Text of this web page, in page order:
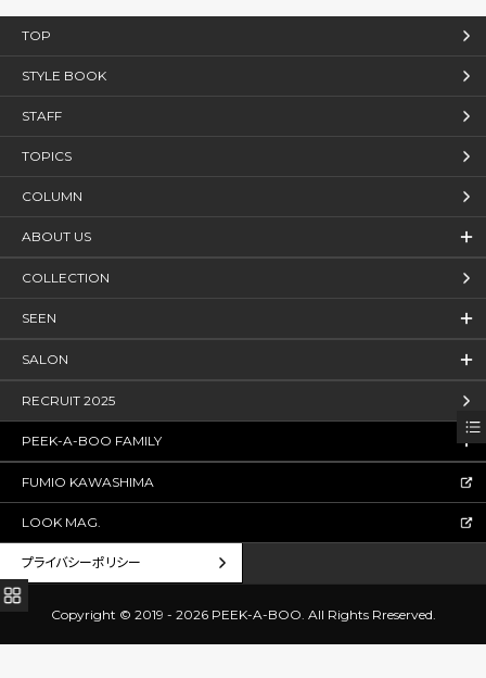
TOP
STYLE BOOK
STAFF
TOPICS
COLUMN
ABOUT US
COLLECTION
SEEN
SALON
RECRUIT 2025
PEEK-A-BOO FAMILY
FUMIO KAWASHIMA
LOOK MAG.
プライバシーポリシー
Copyright © 2019 - 2026 PEEK-A-BOO. All Rights Rreserved.